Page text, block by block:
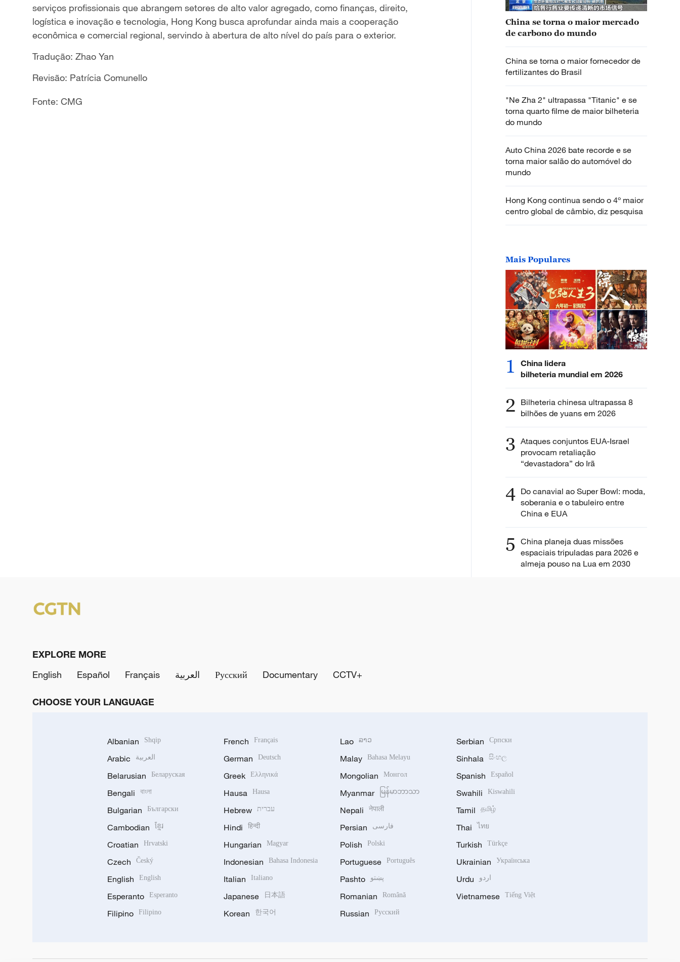
serviços profissionais que abrangem setores de alto valor agregado, como finanças, direito,
logística e inovação e tecnologia, Hong Kong busca aprofundar ainda mais a cooperação
econômica e comercial regional, servindo à abertura de alto nível do país para o exterior.
Tradução: Zhao Yan
Revisão: Patrícia Comunello
Fonte: CMG
China se torna o maior mercado
de carbono do mundo
China se torna o maior fornecedor de
fertilizantes do Brasil
"Ne Zha 2" ultrapassa "Titanic" e se
torna quarto filme de maior bilheteria
do mundo
Auto China 2026 bate recorde e se
torna maior salão do automóvel do
mundo
Hong Kong continua sendo o 4º maior
centro global de câmbio, diz pesquisa
Mais Populares
1
China lidera
bilheteria mundial em 2026
2 Bilheteria chinesa ultrapassa 8
bilhões de yuans em 2026
3 Ataques conjuntos EUA-Israel
provocam retaliação
“devastadora” do Irã
4 Do canavial ao Super Bowl: moda,
soberania e o tabuleiro entre
China e EUA
5 China planeja duas missões
espaciais tripuladas para 2026 e
almeja pouso na Lua em 2030
EXPLORE MORE
English
Español Français العربية Русский Documentary CCTV+
CHOOSE YOUR LANGUAGE
Albanian Shqip
Arabic العربية
Belarusian Беларуская
Bengali বাংলা
Bulgarian Български
Cambodian ខ្មែរ
Croatian Hrvatski
Czech Český
English English
Esperanto Esperanto
Filipino Filipino
French Français
German Deutsch
Greek Ελληνικά
Hausa Hausa
Hebrew עברית
Hindi हिन्दी
Hungarian Magyar
Indonesian Bahasa Indonesia
Italian Italiano
Japanese 日本語
Korean 한국어
Lao ລາວ
Malay Bahasa Melayu
Mongolian Монгол
Myanmar မြန်မာဘာသာ
Nepali नेपाली
Persian فارسی
Polish Polski
Portuguese Português
Pashto پښتو
Romanian Română
Russian Русский
Serbian Српски
Sinhala සිංහල
Spanish Español
Swahili Kiswahili
Tamil தமிழ்
Thai ไทย
Turkish Türkçe
Ukrainian Українська
Urdu اردو
Vietnamese Tiếng Việt